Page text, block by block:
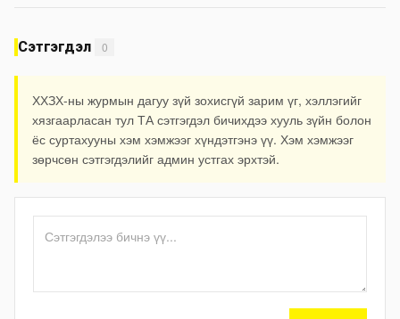
Сэтгэгдэл 0
ХХЗХ-ны журмын дагуу зүй зохисгүй зарим үг, хэллэгийг
хязгаарласан тул ТА сэтгэгдэл бичихдээ хууль зүйн болон
ёс суртахууны хэм хэмжээг хүндэтгэнэ үү. Хэм хэмжээг
зөрчсөн сэтгэгдэлийг админ устгах эрхтэй.